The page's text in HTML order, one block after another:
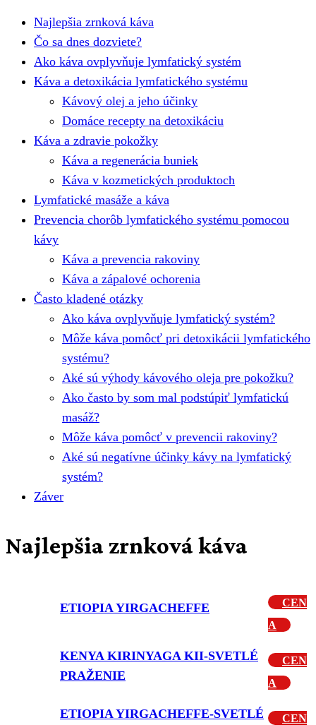
Najlepšia zrnková káva
Čo sa dnes dozviete?
Ako káva ovplyvňuje lymfatický systém
Káva a detoxikácia lymfatického systému
Kávový olej a jeho účinky
Domáce recepty na detoxikáciu
Káva a zdravie pokožky
Káva a regenerácia buniek
Káva v kozmetických produktoch
Lymfatické masáže a káva
Prevencia chorôb lymfatického systému pomocou
kávy
Káva a prevencia rakoviny
Káva a zápalové ochorenia
Často kladené otázky
Ako káva ovplyvňuje lymfatický systém?
Môže káva pomôcť pri detoxikácii lymfatického
systému?
Aké sú výhody kávového oleja pre pokožku?
Ako často by som mal podstúpiť lymfatickú
masáž?
Môže káva pomôcť v prevencii rakoviny?
Aké sú negatívne účinky kávy na lymfatický
systém?
Záver
Najlepšia zrnková káva
ETIOPIA YIRGACHEFFE
CEN
A
KENYA KIRINYAGA KII-SVETLÉ
PRAŽENIE
CEN
A
ETIOPIA YIRGACHEFFE-SVETLÉ
CEN